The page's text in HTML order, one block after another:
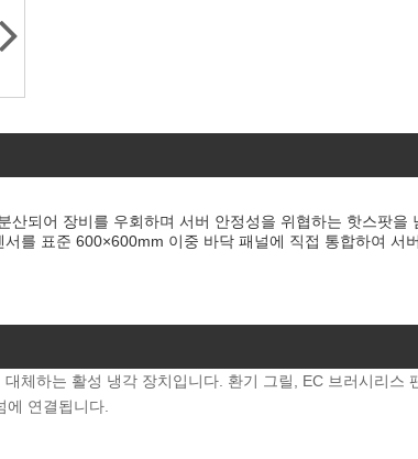
되어 장비를 우회하며 서버 안정성을 위협하는 핫스팟을
를 표준 600×600mm 이중 바닥 패널에 직접 통합하여 서
체하는 활성 냉각 장치입니다. 환기 그릴, EC 브러시리스
연결됩니다.